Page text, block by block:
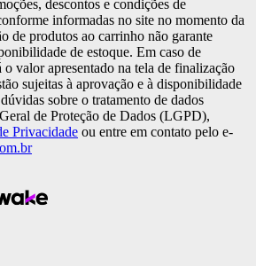
descontos e condições de
informadas no site no momento da
de produtos ao carrinho não garante
de estoque. Em caso de
valor apresentado na tela de finalização
sujeitas à aprovação e à disponibilidade
sobre o tratamento de dados
de Proteção de Dados (LGPD),
Privacidade ou entre em contato pelo e-